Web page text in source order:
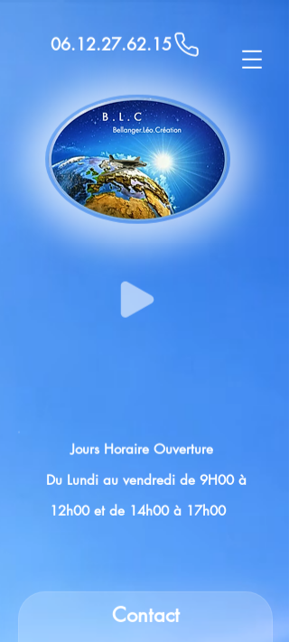
06.12.27.62.15
Jours Horaire Ouverture
Du Lundi au vendredi de 9H00 à
12h00 et de 14h00 à 17h00
Contact